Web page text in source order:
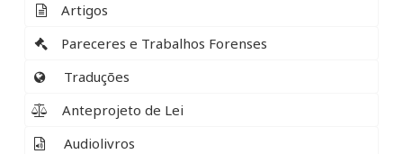
Artigos
Pareceres e Trabalhos Forenses
Traduções
Anteprojeto de Lei
Audiolivros